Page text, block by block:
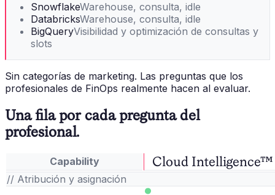
SnowflakeWarehouse, consulta, idle
DatabricksWarehouse, consulta, idle
BigQueryVisibilidad y optimización de consultas y
slots
Sin categorías de marketing. Las preguntas que los
profesionales de FinOps realmente hacen al evaluar.
Una fila por cada pregunta del
profesional.
Capability Cloud Intelligence™
// Atribución y asignación